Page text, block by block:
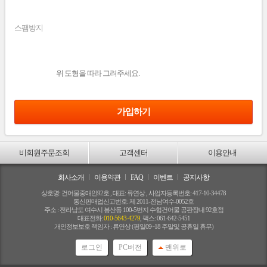
스팸방지
위 도형을 따라 그려주세요.
비회원주문조회 고객센터 이용안내
회사소개 이용약관 FAQ 이벤트 공지사항
상호명: 건어물중매인92호 , 대표: 류연상 , 사업자등록번호: 417-10-34478
통신판매업신고번호: 제 2011-전남여수-0052호
주소 : 전라남도 여수시 봉산동 100-5번지 수협건어물 공판장내 92호점
대표전화:010-5643-4279, 팩스: 061-642-5451
개인정보보호 책임자 : 류연상 (평일09~18 주말및 공휴일 휴무)
로그인 PC버전 맨위로